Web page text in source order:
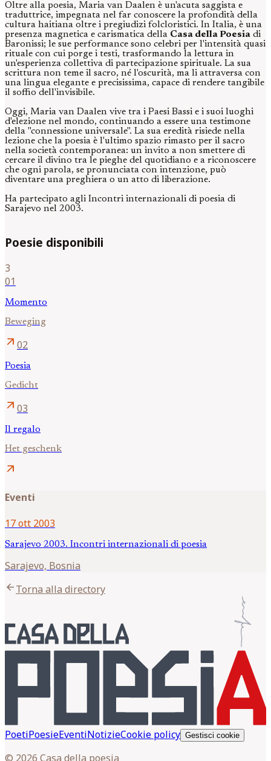
Oltre alla poesia, Maria van Daalen è un'acuta saggista e
traduttrice, impegnata nel far conoscere la profondità della
cultura haitiana oltre i pregiudizi folcloristici. In Italia, è una
presenza magnetica e carismatica della Casa della Poesia di
Baronissi; le sue performance sono celebri per l'intensità quasi
rituale con cui porge i testi, trasformando la lettura in
un'esperienza collettiva di partecipazione spirituale. La sua
scrittura non teme il sacro, né l'oscurità, ma li attraversa con
una lingua elegante e precisissima, capace di rendere tangibile
il soffio dell'invisibile.
Oggi, Maria van Daalen vive tra i Paesi Bassi e i suoi luoghi
d'elezione nel mondo, continuando a essere una testimone
della "connessione universale". La sua eredità risiede nella
lezione che la poesia è l'ultimo spazio rimasto per il sacro
nella società contemporanea: un invito a non smettere di
cercare il divino tra le pieghe del quotidiano e a riconoscere
che ogni parola, se pronunciata con intenzione, può
diventare una preghiera o un atto di liberazione.
Ha partecipato agli Incontri internazionali di poesia di
Sarajevo nel 2003.
Poesie disponibili
3
01
Momento
Beweging
arrow_outward 02
Poesia
Gedicht
arrow_outward 03
Il regalo
Het geschenk
arrow_outward
Eventi
17 ott 2003
Sarajevo 2003. Incontri internazionali di poesia
Sarajevo, Bosnia
arrow_backTorna alla directory
PoetiPoesieEventiNotizieCookie policy Gestisci cookie
© 2026 Casa della poesia